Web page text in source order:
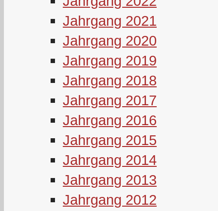
Jahrgang 2021
Jahrgang 2020
Jahrgang 2019
Jahrgang 2018
Jahrgang 2017
Jahrgang 2016
Jahrgang 2015
Jahrgang 2014
Jahrgang 2013
Jahrgang 2012